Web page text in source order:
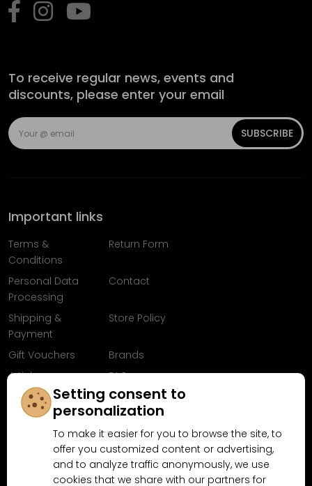
To receive regular news, events and
discounts, please enter your email
SUBSCRIBE
Important links
Terms &
Conditions
Return Form
Personal Data
Processing
Contact
Shipping &
Payment
Store Policy
Gift Vouchers
Brands
Articles
FAQ
Follow us on
Facebook
Setting consent to
personalization
To make it easier for you to browse the site, to
offer you customized content or advertising,
and to analyze traffic anonymously, we use
cookies that we share with our partners for